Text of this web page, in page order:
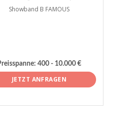
Showband B FAMOUS
400 - 10.000 €
JETZT ANFRAGEN